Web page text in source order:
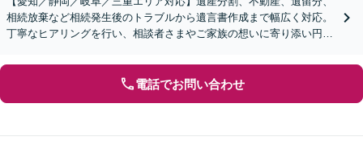
相続放棄など相続発生後のトラブルから遺言書作成まで幅広く対応。
丁寧なヒアリングを行い、相談者さまやご家族の想いに寄り添い円滑
電話でお問い合わせ